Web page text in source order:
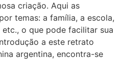
criação. Aqui as
temas: a família, a escola,
o que pode facilitar sua
a este retrato
argentina, encontra-se